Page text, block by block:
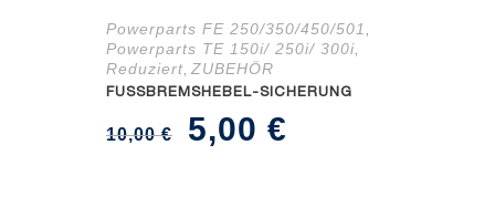
Powerparts FE 250/350/450/501 ,
Powerparts TE 150i/ 250i/ 300i,
Reduziert, ZUBEHÖR
FUSSBREMSHEBEL-SICHERUNG
10,00€
Ursprünglicher
5,00 €